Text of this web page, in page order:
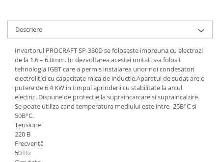
Incubatoare, oparitoare si
deplumatoare
Echipamente pentru animale
Aparate de tuns animale
Piese si accesorii aparate de tuns
animale
Tarcuri animale
Semanatori
Masini batut stalpi si accesorii
Roabe & accesorii
Casute gradina si cutii depozitare
Descriere
Invertorul PROCRAFT SP-330D se foloseste impreuna cu electrozi
de la 1.6 – 6.0mm. In dezvoltarea acestei unitati s-a folosit
tehnologia IGBT care a permis instalarea unor noi condesatori
electrolitici cu capacitate mica de inductie.Aparatul de sudat are o
putere de 6.4 KW in timpul aprinderii cu stabilitate la arcul
electric. Dispune de protectie la supraincarcare si supraincalzire.
Se poate utiliza cand temperatura mediului este intre -25В°C si
50В°C.
Tensiune
220 В
Frecvență
50 Hz